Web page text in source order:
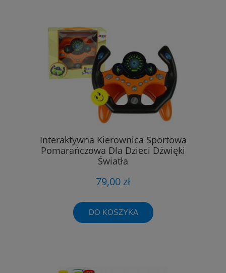
Interaktywna Kierownica Sportowa
Pomarańczowa Dla Dzieci Dźwięki
Światła
79,00 zł
DO KOSZYKA